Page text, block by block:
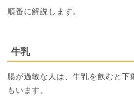
順番に解説します。
牛乳
腸が過敏な人は、牛乳を飲むと下
もいます。